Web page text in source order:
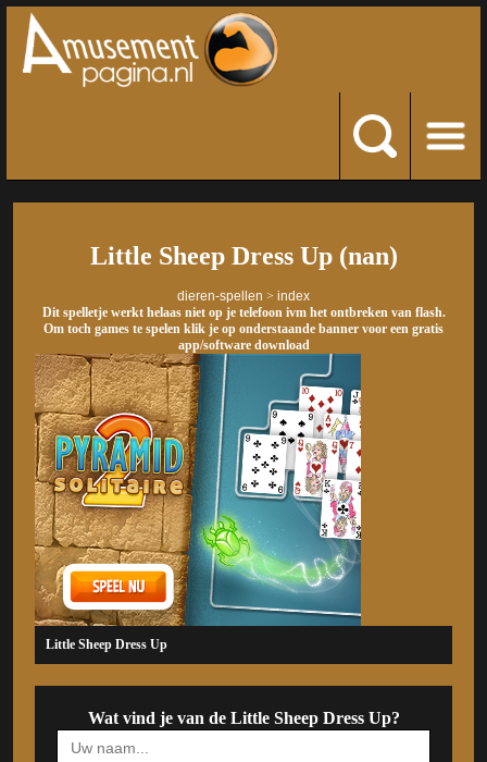
Little Sheep Dress Up (nan)
dieren-spellen > index
Dit spelletje werkt helaas niet op je telefoon ivm het ontbreken van flash.
Om toch games te spelen klik je op onderstaande banner voor een gratis
app/software download
Little Sheep Dress Up
Wat vind je van de Little Sheep Dress Up?